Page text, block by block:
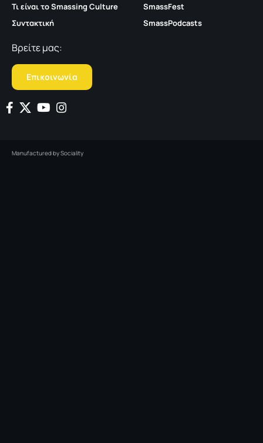
Τι είναι το Smassing Culture
Συντακτική
SmassFest
SmassPodcasts
Βρείτε μας:
Επικοινωνία
Manufactured bySociality